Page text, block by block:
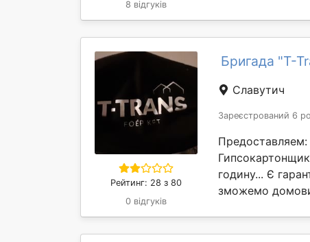
8 відгуків
Рейтинг: 28 з 80
0 відгуків
Бригада "T-
Славутич
Зареєстрований 6
годину... Є
зможемо